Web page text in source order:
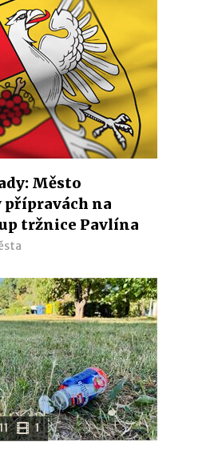
Město
přípravách na
tržnice Pavlína
1